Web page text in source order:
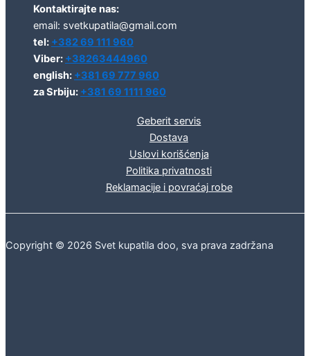
Kontaktirajte nas:
email: svetkupatila@gmail.com
tel: +382 69 111 960
Viber: +38263444960
english: +381 69 777 960
za Srbiju: +381 69 1111 960
Geberit servis
Dostava
Uslovi korišćenja
Politika privatnosti
Reklamacije i povraćaj robe
Copyright © 2026 Svet kupatila doo, sva prava zadržana